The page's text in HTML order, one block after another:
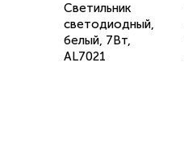
Светильник
светодиодный,
белый, 7Вт,
AL7021